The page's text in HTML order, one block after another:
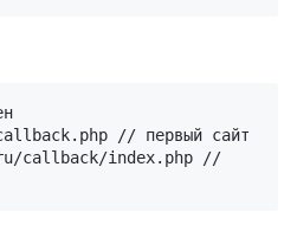
// первый сайт
callback/index.php //